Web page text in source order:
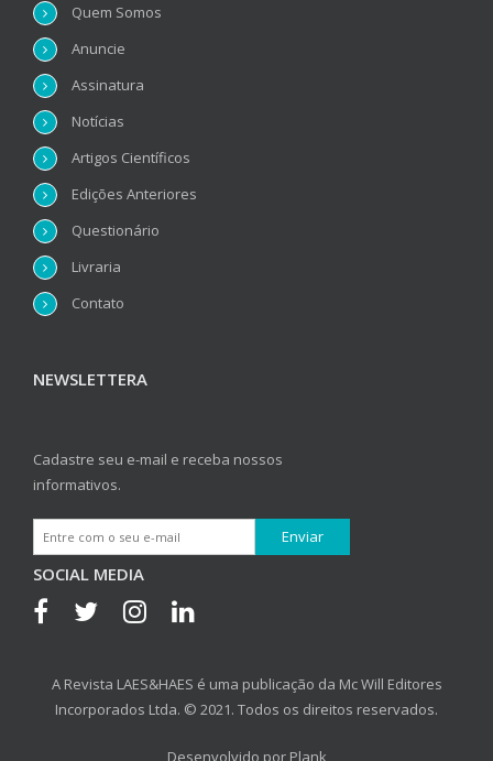
Quem Somos
Anuncie
Assinatura
Notícias
Artigos Científicos
Edições Anteriores
Questionário
Livraria
Contato
NEWSLETTERA
Cadastre seu e-mail e receba nossos
informativos.
SOCIAL MEDIA
A Revista LAES&HAES é uma publicação da Mc Will Editores
Incorporados Ltda. © 2021. Todos os direitos reservados.
Desenvolvido por Plank